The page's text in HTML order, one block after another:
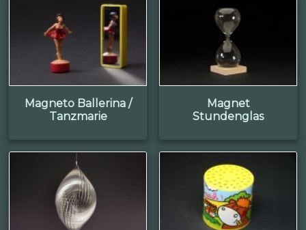
Magneto Ballerina /
Tanzmarie
Magnet
Stundenglas